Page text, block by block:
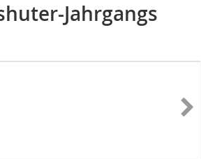
Jahrgangs